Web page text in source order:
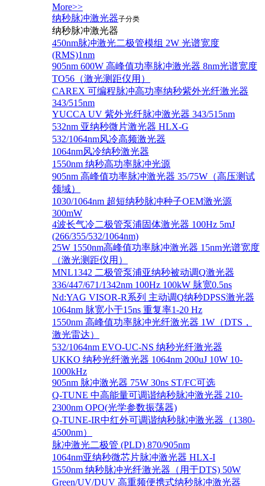
More>>
纳秒脉冲激光器子分类
纳秒脉冲激光器
450nm脉冲激光二极管模组 2W 光谱宽度
(RMS)1nm
905nm 600W 高峰值功率脉冲激光器 8nm光谱宽度
TO56（激光测距仪用）
CAREX 可编程脉冲高功率纳秒紫外光纤激光器
343/515nm
YUCCA UV 紫外光纤脉冲激光器 343/515nm
532nm 亚纳秒微片激光器 HLX-G
532/1064nm风冷高频激光器
1064nm风冷纳秒激光器
1550nm 纳秒高功率脉冲光源
905nm 高峰值功率脉冲激光器 35/75W（高压测试
领域）
1030/1064nm 超短纳秒脉冲种子OEM激光源
300mW
4波长气冷二极管泵浦固体激光器 100Hz 5mJ
(266/355/532/1064nm)
25W 1550nm高峰值功率脉冲激光器 15nm光谱宽度
（激光测距仪用）
MNL1342 二极管泵浦亚纳秒被动调Q激光器
336/447/671/1342nm 100Hz 100kW 脉宽0.5ns
Nd:YAG VISOR-R系列 主动调Q纳秒DPSS激光器
1064nm 脉宽小于15ns 重复率1-20 Hz
1550nm 高峰值功率脉冲光纤激光器 1W（DTS，
激光雷达）
532/1064nm EVO-UC-NS 纳秒光纤激光器
UKKO 纳秒光纤激光器 1064nm 200uJ 10W 10-
1000kHz
905nm 脉冲激光器 75W 30ns ST/FC可选
Q-TUNE 中高能量可调谐纳秒脉冲激光器 210-
2300nm OPO(光学参数振荡器)
Q-TUNE-IR中红外可调谐纳秒脉冲激光器（1380-
4500nm）
脉冲激光二极管 (PLD) 870/905nm
1064nm亚纳秒微芯片脉冲激光器 HLX-I
1550nm 纳秒脉冲光纤激光器（用于DTS) 50W
Green/UV/DUV 高重频便携式纳秒脉冲激光器